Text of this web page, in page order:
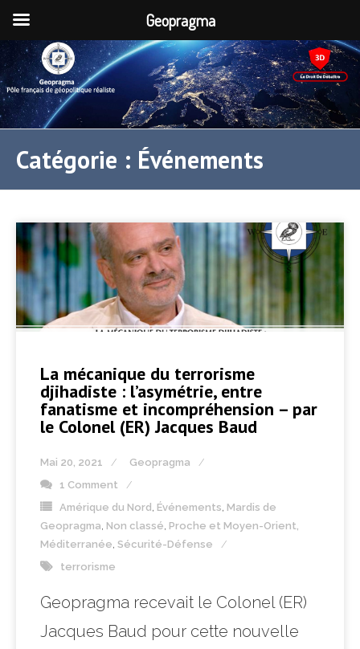
Catégorie : Événements
La mécanique du terrorisme
djihadiste : l’asymétrie, entre
fanatisme et incompréhension – par
le Colonel (ER) Jacques Baud
Mai 20, 2021
Geopragma
1 Comment
Amérique du Nord Événements Mardis de
Geopragma Non classé Proche et Moyen-Orient,
Méditerranée Sécurité-Défense
terrorisme
Geopragma recevait le Colonel (ER)
Jacques Baud pour cette nouvelle
Geopragma